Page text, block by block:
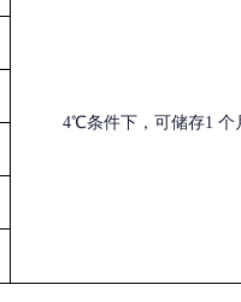
4℃条件下，可储存1 个